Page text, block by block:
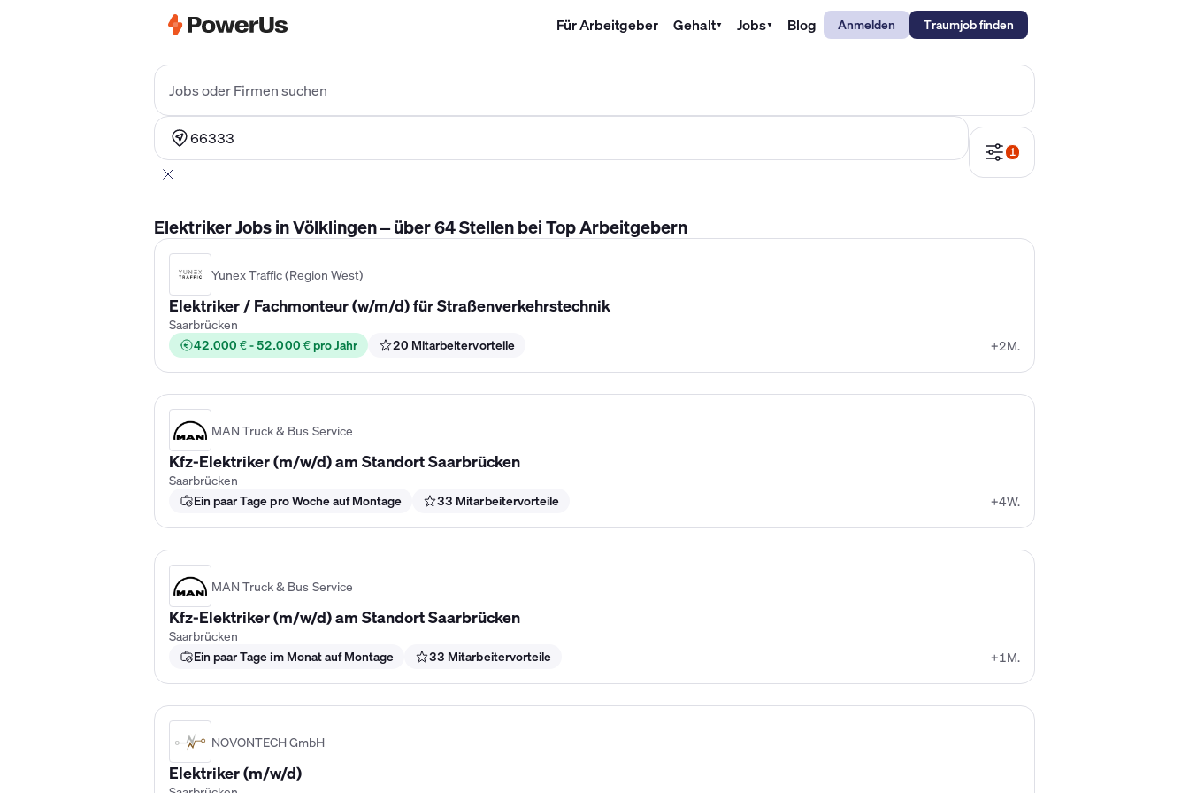
Für Arbeitgeber Gehalt▼ Jobs▼ Blog Anmelden Traumjob finden
Jobs oder Firmen suchen
66333
1
Elektriker Jobs in Völklingen – über 64 Stellen bei Top Arbeitgebern
Yunex Traffic (Region West)
Elektriker / Fachmonteur (w/m/d) für Straßenverkehrstechnik
Saarbrücken
42.000 € - 52.000 € pro Jahr
20 Mitarbeitervorteile +2M.
MAN Truck & Bus Service
Kfz-Elektriker (m/w/d) am Standort Saarbrücken
Saarbrücken
Ein paar Tage pro Woche auf Montage
33 Mitarbeitervorteile +4W.
MAN Truck & Bus Service
Kfz-Elektriker (m/w/d) am Standort Saarbrücken
Saarbrücken
Ein paar Tage im Monat auf Montage
33 Mitarbeitervorteile +1M.
NOVONTECH GmbH
Elektriker (m/w/d)